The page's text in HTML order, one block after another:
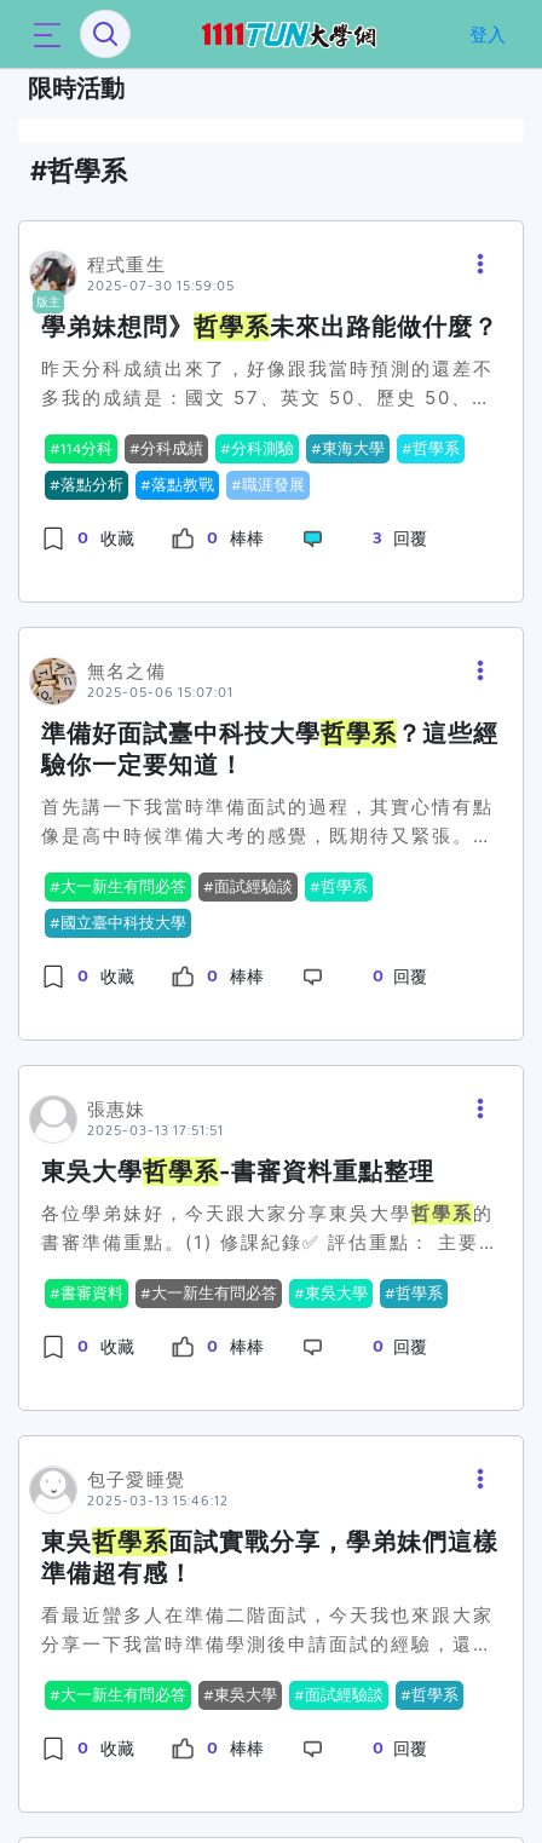
登入
限時活動
哲學系
版主
程式重生
2025-07-30 15:59:05
學弟妹想問》 哲學系未來出路能做什麼？
昨天分科成績出來了，好像跟我當時預測的還差不
多我的成績是：國文 57、英文 50、歷史 50、地
曉得未來想走什麼路，所以昨天有先用落點分析算
一算，好像最有機會的就是東海
什麼，也不知道畢業後能做什麼😅想問問有沒有學
上課程大概都在上些什麼？會不會很抽象難懂？ 如
果我以後不想走學術路，這個科系還有其他出路
嗎？ 聽說哲學訓練邏輯思考能力很強，這點是真的
嗎？​​其實有點迷惘，但又覺得哲學好像也不是完全
沒興趣只是不太敢確定選下去會不會後悔如果有念
過的前輩可以分享一下經驗，真的非常感謝🙏
114分科 分科成績 分科測驗 東海大學
哲學系
落點分析
落點教戰 職涯發展
0 收藏 0 棒棒 3 回覆
無名之備
2025-05-06 15:07:01
準備好面試臺中科技大學哲學系 ？這些經
驗你一定要知道！
首先講一下我當時準備面試的過程，其實心情有點
像是高中時候準備大考的感覺，既期待又緊張。我
是有興趣去探索一些更深層的問題，所以下定決心
要好好準備。 我做的第一步就是認真看了他們的官
設計怎麼樣？老師是誰？這些基本的資料會幫助你
書，而不是隨便挑個系名填填看。 然後我也準備了
一些自己曾經參加過的活動、讀過的哲學書籍，像
是《蘇菲的世界》這本書。那本書其實是我接觸哲
學的起點，雖然它是以小說的形式寫，但裡面講的
哲學思想讓我開始對這些問題產生了興趣。 面試的
過程兩位教授都很親切，整個過程其實很順利，大
約15分鐘就結束了，主要就是問了幾個問題，感覺
像是在了解我對哲學的理解，還有為什麼想來這裡
大家可以參考一下： 自我介紹 這個問題基本上每
個面試都會有，我簡單介紹了自己，包括我來自哪
裡、為什麼會選擇
哲學系
，還有一些我覺得自己比
就說了，當初是因為讀《蘇菲的世界》這本書，它
論不僅有趣，還能幫助我更清楚了解自己和世界的
關係。讀過哪些哲學書籍？這題我回答了幾本我讀
過的書，像是《蘇菲的世界》、《快樂的哲學》之
類的書，這些書讓我對哲學有更直觀的理解，也能
在面試中表現出我對哲學的興趣。對哲學的理解我
分享了我覺得哲學不單單是抽象的思考，更多的是
反思生活，像是如何面對人際關係、如何理解自己
的情感等等。 這讓面試官知道我對哲學的看法不僅
限於書本上的知識，而是有實際的思考。未來的學
習規劃是什麼？我說我希望在大學期間能夠學更多
的西方哲學和中國哲學，並且積極參與討論，做一
大一新生有問必答 面試經驗談
哲學系
國立臺中科技大學
0 收藏 0 棒棒 0 回覆
張惠妹
2025-03-13 17:51:51
東吳大學哲學系-書審資料重點整理
各位學弟妹好，今天跟大家分享東吳大學哲學系的
書審準備重點。(1) 修課紀錄✅ 評估重點： 主要參
總成績作為學習能力的基礎評估指標。✅ 準備方
向： 應屆畢業生的修課紀錄已存於學習歷程資料
庫，無須額外準備。 若有額外修課或特殊學習經
習成果✅ 評估重點： 是否能夠展現批判性思維、
告（可提交與哲學、人文、社會、歷史相關的論
文、研究報告）。 內容應清晰呈現個人思辨能力、
分析與統整能力，並附上學習過程的心得反
思。 3. 多元表現（F、G、M、N）✅ 評估重點：
是否具備自主學習能力、領導能力、團隊合作精神
與探索能力。 是否曾參與社團、競賽，或獲得特殊
優良表現證明。✅ 準備方向： 自主學習計畫與成
果（如自學哲學相關課程、閱讀哲學書籍、參與哲
學討論等）。 社團活動經驗（如哲學社、辯論社
等，並說明參與活動的過程與收穫）。 特殊優良表
現證明（如哲學競賽、演講比賽、寫作比賽等得獎
書審資料 大一新生有問必答 東吳大學 哲學系
0 收藏 0 棒棒 0 回覆
包子愛睡覺
2025-03-13 15:46:12
東吳哲學系面試實戰分享，學弟妹們這樣
準備超有感！
看最近蠻多人在準備二階面試，今天我也來跟大家
分享一下我當時準備學測後申請面試的經驗，還有
試過程首先，我們先在一個等待區集合，大家都安
靜到不行，氣氛有點緊繃，然後就是按場次進入面
試。面試時間大概是10分鐘左右，兩位教授會輪流
題？進去後，教授一開始會請你簡單自我介紹，然
大一新生有問必答 東吳大學 面試經驗談 哲學系
0 收藏 0 棒棒 0 回覆